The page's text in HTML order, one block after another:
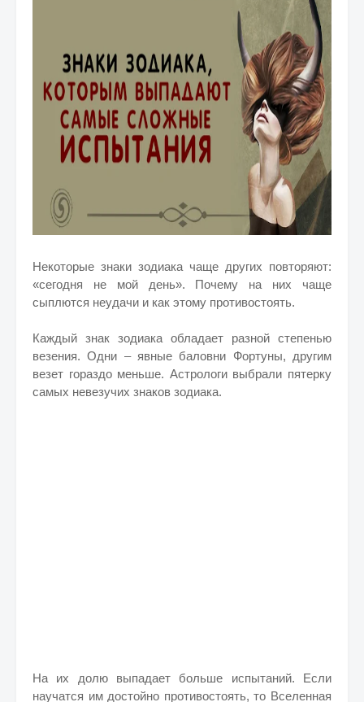
Некоторые знаки зодиака чаще других повторяют:
«сегодня не мой день». Почему на них чаще
сыплются неудачи и как этому противостоять.
Каждый знак зодиака обладает разной степенью
везения. Одни – явные баловни Фортуны, другим
везет гораздо меньше. Астрологи выбрали пятерку
самых невезучих знаков зодиака.
На их долю выпадает больше испытаний. Если
научатся им достойно противостоять, то Вселенная